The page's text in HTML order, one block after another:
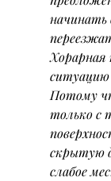
начинать
Хорарная
ситуацию
Потому
только с
скрытую
слабое